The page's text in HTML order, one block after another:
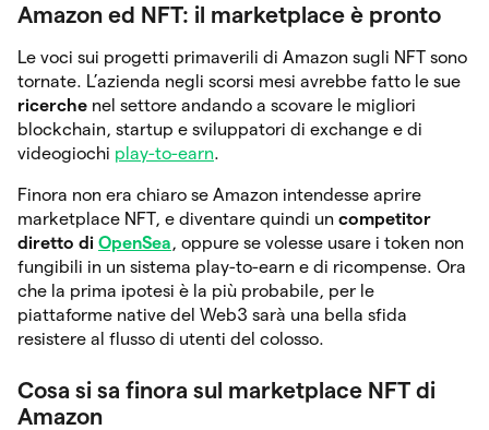
Amazon ed NFT: il marketplace è pronto
Le voci sui progetti primaverili di Amazon sugli NFT sono
tornate. L’azienda negli scorsi mesi avrebbe fatto le sue
ricerche nel settore andando a scovare le migliori
blockchain, startup e sviluppatori di exchange e di
videogiochi play-to-earn.
Finora non era chiaro se Amazon intendesse aprire
marketplace NFT, e diventare quindi un competitor
diretto di OpenSea, oppure se volesse usare i token non
fungibili in un sistema play-to-earn e di ricompense. Ora
che la prima ipotesi è la più probabile, per le
piattaforme native del Web3 sarà una bella sfida
resistere al flusso di utenti del colosso.
Cosa si sa finora sul marketplace NFT di
Amazon